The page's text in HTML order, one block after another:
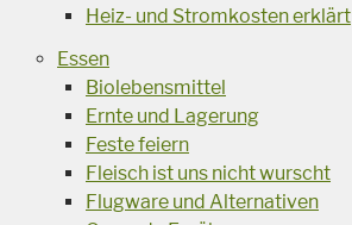
Heiz- und Stromkosten erklärt
Essen
Biolebensmittel
Ernte und Lagerung
Feste feiern
Fleisch ist uns nicht wurscht
Flugware und Alternativen